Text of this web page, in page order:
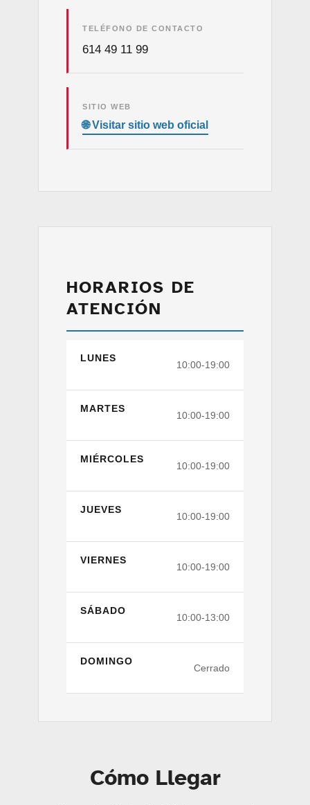
TELÉFONO DE CONTACTO
614 49 11 99
SITIO WEB
HORARIOS DE
ATENCIÓN
LUNES
10:00-19:00
MARTES
10:00-19:00
MIÉRCOLES
10:00-19:00
JUEVES
10:00-19:00
VIERNES
10:00-19:00
SÁBADO
10:00-13:00
DOMINGO
Cerrado
Cómo Llegar